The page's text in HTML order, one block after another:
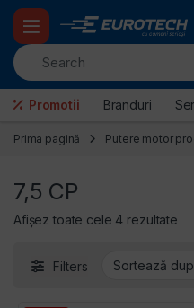
Skip to navigation
Skip to content
Promotii Branduri
Prima pagină Putere motor
7,5 CP
Afișez toate cele 4 rezultate
Filters